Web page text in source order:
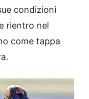
condizioni
rientro nel
come tappa